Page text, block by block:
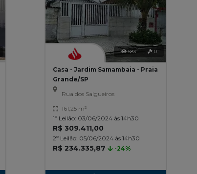
583 0
Casa - Jardim Samambaia - Praia
Grande/SP
Rua dos Salgueiros
161,25 m²
1º Leilão: 03/06/2024 às 14h30
R$ 309.411,00
2º Leilão: 05/06/2024 às 14h30
R$ 234.335,87 -24%